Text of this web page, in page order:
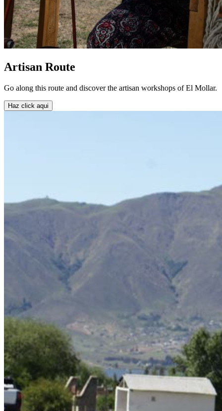
Artisan Route
Go along this route and discover the artisan workshops of El Mollar.
Haz click aqui